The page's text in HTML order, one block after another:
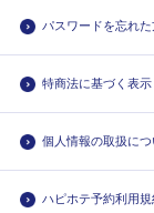
パスワードを忘れ
特商法に基づく表示
個人情報の取扱につ
ハピホテ予約利用